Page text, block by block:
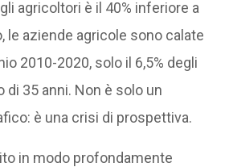
agricoltori è il 40% inferiore a
le aziende agricole sono calate
2010-2020, solo il 6,5% degli
di 35 anni. Non è solo un
è una crisi di prospettiva.
in modo profondamente